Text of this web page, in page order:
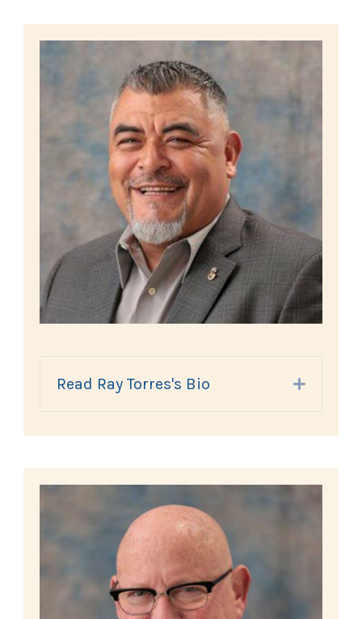
Read Ray Torres's Bio Expand